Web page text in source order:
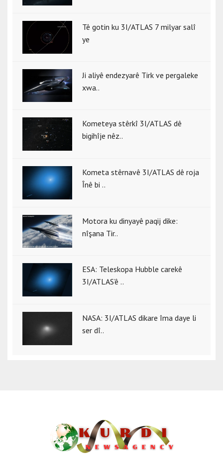
Tê gotin ku 3I/ATLAS 7 milyar salî
ye
Ji aliyê endezyarê Tirk ve pergaleke
xwa..
Kometeya stêrkî 3I/ATLAS dê
bigihîje nêz..
Kometa stêrnavê 3I/ATLAS dê roja
Înê bi ..
Motora ku dinyayê paqij dike:
nîşana Tir..
ESA: Teleskopa Hubble carekê
3I/ATLAS’ê ..
NASA: 3I/ATLAS dikare îma daye li
ser dî..